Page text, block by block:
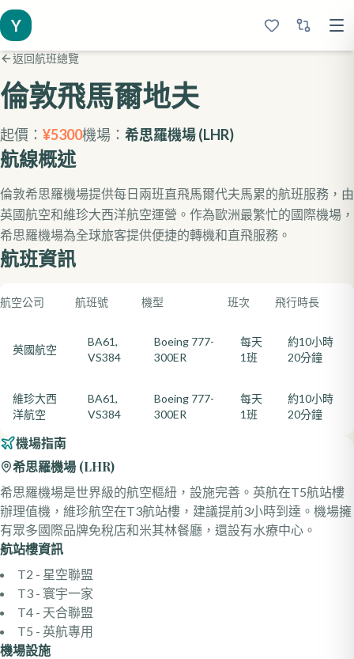
Y
返回航班總覽
倫敦飛馬爾地夫
起價： ¥5300機場： 希思羅機場(LHR)
航線概述
倫敦希思羅機場提供每日兩班直飛馬爾代夫馬累的航班服務，由
英國航空和維珍大西洋航空運營。作為歐洲最繁忙的國際機場，
希思羅機場為全球旅客提供便捷的轉機和直飛服務。
航班資訊
航空公司 航班號 機型 班次 飛行時長
英國航空
BA61,
VS384
Boeing 777-
300ER
每天
1班
約10小時
20分鐘
維珍大西
洋航空
BA61,
VS384
Boeing 777-
300ER
每天
1班
約10小時
20分鐘
機場指南
希思羅機場 (LHR)
希思羅機場是世界級的航空樞紐，設施完善。英航在T5航站樓
辦理值機，維珍航空在T3航站樓，建議提前3小時到達。機場擁
有眾多國際品牌免稅店和米其林餐廳，還設有水療中心。
航站樓資訊
T2 - 星空聯盟
T3 - 寰宇一家
T4 - 天合聯盟
T5 - 英航專用
機場設施